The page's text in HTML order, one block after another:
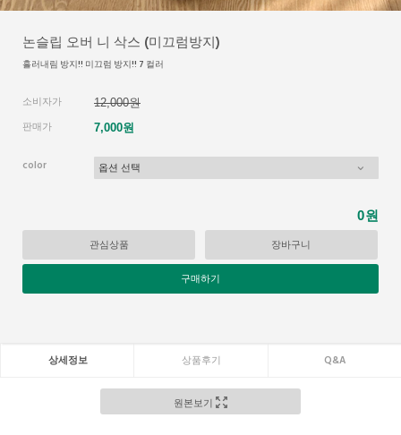
논슬립 오버 니 삭스 (미끄럼방지)
흘러내림 방지!! 미끄럼 방지!! 7 컬러
소비자가
12,000원
판매가
7,000원
color
0원
관심상품 장바구니
구매하기
상세정보 상품후기 Q&A
원본보기